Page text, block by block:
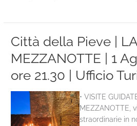
Città della Pieve |
MEZZANOTTE | 1
ore 21.30 | Ufficio
• VISITE
MEZZANOTTE,
straordinarie in